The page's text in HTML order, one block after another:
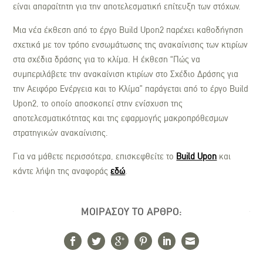
είναι απαραίτητη για την αποτελεσματική επίτευξη των στόχων.
Μια νέα έκθεση από το έργο Build Upon2 παρέχει καθοδήγηση
σχετικά με τον τρόπο ενσωμάτωσης της ανακαίνισης των κτιρίων
στα σχέδια δράσης για το κλίμα. Η έκθεση “Πώς να
συμπεριλάβετε την ανακαίνιση κτιρίων στο Σχέδιο Δράσης για
την Αειφόρο Ενέργεια και το Κλίμα” παράγεται από το έργο Build
Upon2, το οποίο αποσκοπεί στην ενίσχυση της
αποτελεσματικότητας και της εφαρμογής μακροπρόθεσμων
στρατηγικών ανακαίνισης.
Για να μάθετε περισσότερα, επισκεφθείτε το Build Upon και
κάντε λήψη της αναφοράςεδώ.
ΜΟΙΡΑΣΟΥ ΤΟ ΑΡΘΡΟ: